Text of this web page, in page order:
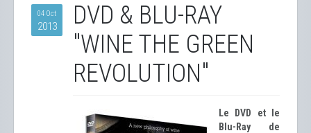
04 Oct
2013
DVD & BLU-RAY
"WINE THE GREEN
REVOLUTION"
Le DVD et le
Blu-Ray de